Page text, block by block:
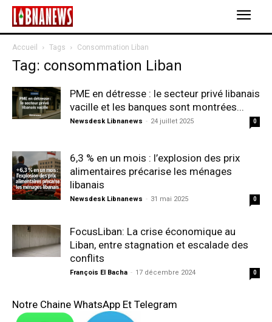
Accueil Tags Consommation Liban
Tag: consommation Liban
PME en détresse : le secteur privé libanais
vacille et les banques sont montrées...
Newsdesk Libnanews - 24 juillet 2025 0
6,3 % en un mois : l’explosion des prix
alimentaires précarise les ménages
libanais
Newsdesk Libnanews - 31 mai 2025 0
FocusLiban: La crise économique au
Liban, entre stagnation et escalade des
conflits
François El Bacha - 17 décembre 2024 0
Notre Chaine WhatsApp Et Telegram